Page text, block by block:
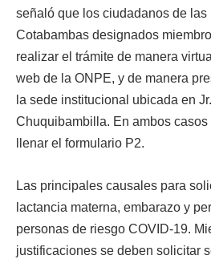
señaló que los ciudadanos de las
Cotabambas designados
realizar el trámite de manera
web de la ONPE, y de manera
la sede institucional ubicada en
Chuquibambilla. En ambos
llenar el formulario P2.
Las principales causales para
lactancia materna, embarazo y
personas de riesgo COVID-19.
justificaciones se deben solicitar